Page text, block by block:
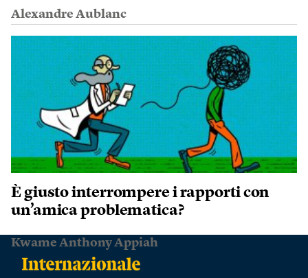
Alexandre Aublanc
È giusto interrompere i rapporti con
un’amica problematica?
Kwame Anthony Appiah